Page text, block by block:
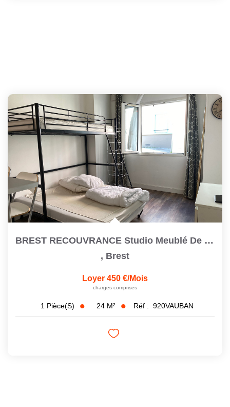
BREST RECOUVRANCE Studio Meublé De 23,6 M2
, Brest
Loyer 450 €/mois
charges comprises
1 Pièce(s) 24 M² Réf : 920VAUBAN